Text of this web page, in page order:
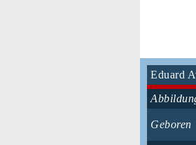
Eduard
Geboren